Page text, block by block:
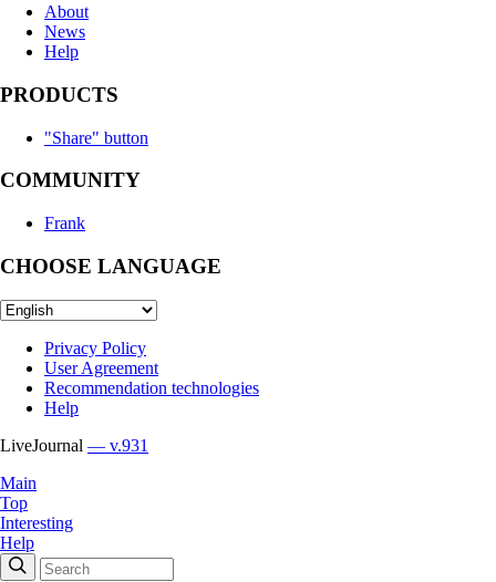
About
News
Help
PRODUCTS
"Share" button
COMMUNITY
Frank
CHOOSE LANGUAGE
Privacy Policy
User Agreement
Recommendation technologies
Help
LiveJournal — v.931
Main
Top
Interesting
Help